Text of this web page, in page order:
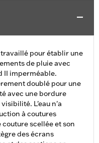
pour établir une
de pluie avec
II imperméable.
doublé pour une
avec une bordure
L'eau n'a
à coutures
scellée et son
des écrans